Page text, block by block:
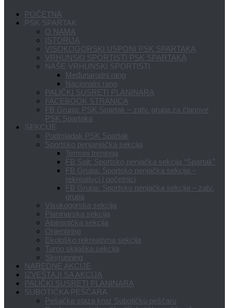
POČETNA
PSK SPARTAK
O NAMA
ISTORIJA
VISOKOGORSKI USPONI PSK SPARTAKA
VRHUNSKI SPORTISTI PSK SPARTAKA
NAŠE VRHUNSKI SPORTISTI
Međunarodni rang
Nacionalni rang
PALIČKI SUSRETI PLANINARA
FACEBOOK STRANICA
FB Grupa: PSK Spartak – zatv. grupa za članove
PSK Spartaka
SEKCIJE
Podmladak PSK Spartak
Sportsko penjanjačka sekcija
Termini treninga
FB Sajt: Sportsko penjačka sekcija “Spartak”
FB Grupa: Sportsko penjačka sekcija –
rekreativci i početnici
FB Grupa: Sportsko penjačka sekcija – zatv.
grupa
Visokogorska sekcija
Planinarska sekcija
Alpinistička sekcija
Orijentiring
Ekološko rekreativna sekcija
Turno skijaška sekcija
Skyrunning
NAREDNE AKCIJE
IZVEŠTAJI SA AKCIJA
PALIČKI SUSRETI PLANINARA
SUBOTIČKA PEŠČARA
Pešačka staza kroz Subotičku peščaru